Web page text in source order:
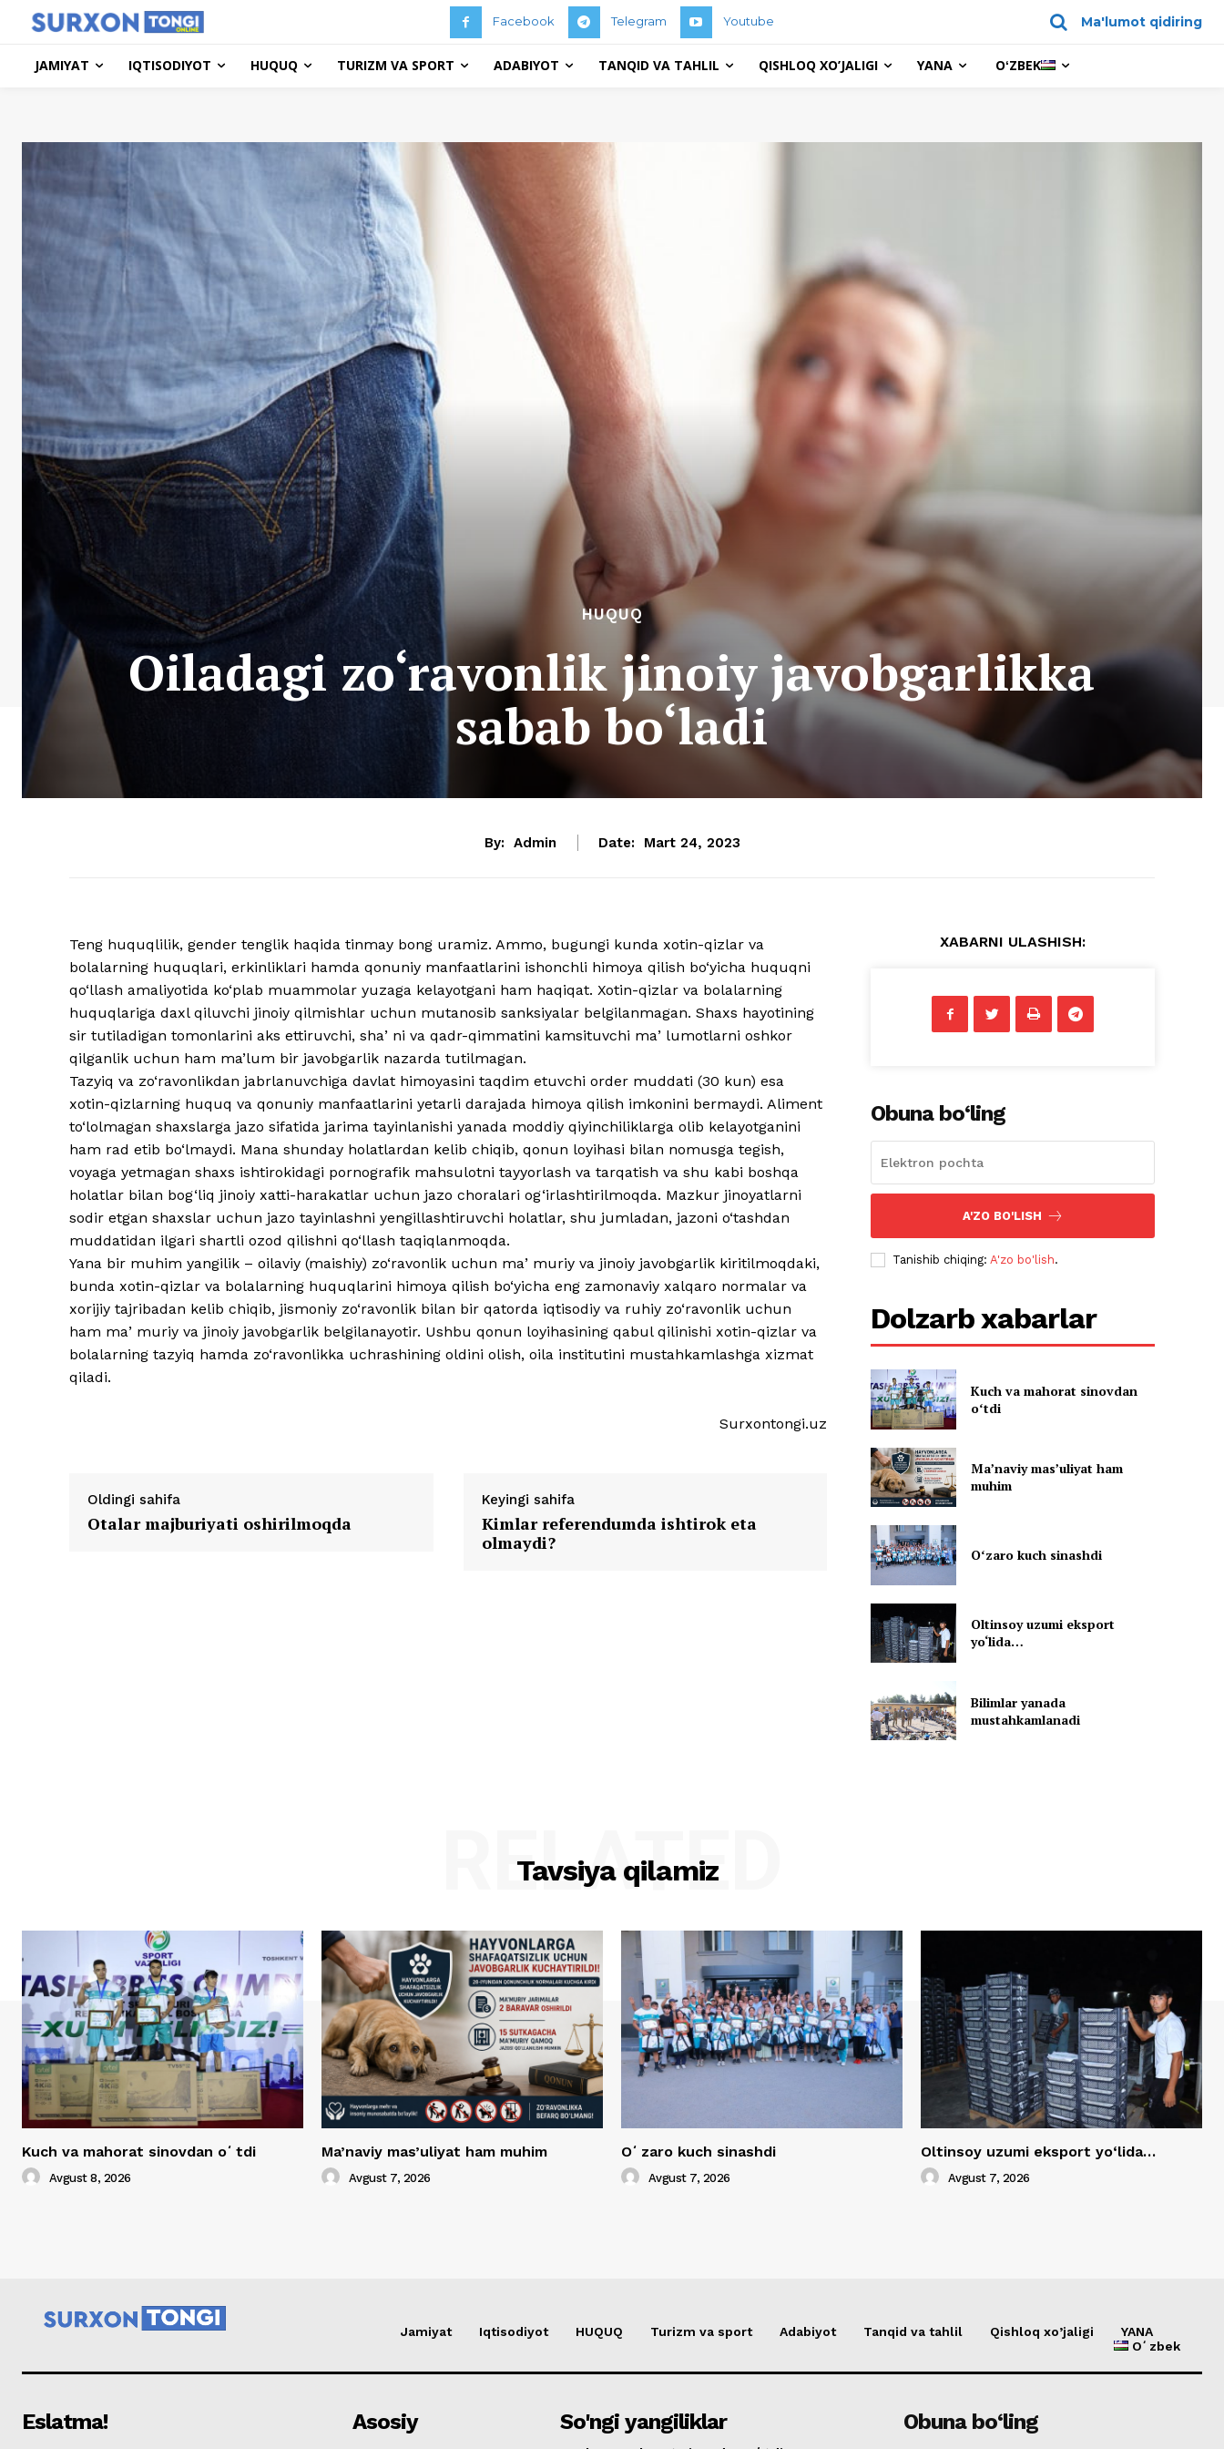
Facebook Telegram Youtube Ma'lumot qidiring
JAMIYAT IQTISODIYOT HUQUQ TURIZM VA SPORT ADABIYOT TANQID VA TAHLIL QISHLOQ XO’JALIGI YANA OʻZBEK
HUQUQ
Oiladagi zo‘ravonlik jinoiy javobgarlikka
sabab bo‘ladi
By: Admin Date: Mart 24, 2023
Teng huquqlilik, gender tenglik haqida tinmay bong uramiz. Ammo, bugungi kunda xotin-qizlar va
bolalarning huquqlari, erkinliklari hamda qonuniy manfaatlarini ishonchli himoya qilish bo‘yicha huquqni
qo‘llash amaliyotida ko‘plab muammolar yuzaga kelayotgani ham haqiqat. Xotin-qizlar va bolalarning
huquqlariga daxl qiluvchi jinoiy qilmishlar uchun mutanosib sanksiyalar belgilanmagan. Shaxs hayotining
sir tutiladigan tomonlarini aks ettiruvchi, shaʼni va qadr-qimmatini kamsituvchi maʼlumotlarni oshkor
qilganlik uchun ham ma’lum bir javobgarlik nazarda tutilmagan.
Tazyiq va zo‘ravonlikdan jabrlanuvchiga davlat himoyasini taqdim etuvchi order muddati (30 kun) esa
xotin-qizlarning huquq va qonuniy manfaatlarini yetarli darajada himoya qilish imkonini bermaydi. Aliment
to‘lolmagan shaxslarga jazo sifatida jarima tayinlanishi yanada moddiy qiyinchiliklarga olib kelayotganini
ham rad etib bo‘lmaydi. Mana shunday holatlardan kelib chiqib, qonun loyihasi bilan nomusga tegish,
voyaga yetmagan shaxs ishtirokidagi pornografik mahsulotni tayyorlash va tarqatish va shu kabi boshqa
holatlar bilan bog‘liq jinoiy xatti-harakatlar uchun jazo choralari og‘irlashtirilmoqda. Mazkur jinoyatlarni
sodir etgan shaxslar uchun jazo tayinlashni yengillashtiruvchi holatlar, shu jumladan, jazoni o‘tashdan
muddatidan ilgari shartli ozod qilishni qo‘llash taqiqlanmoqda.
Yana bir muhim yangilik – oilaviy (maishiy) zo‘ravonlik uchun maʼmuriy va jinoiy javobgarlik kiritilmoqdaki,
bunda xotin-qizlar va bolalarning huquqlarini himoya qilish bo‘yicha eng zamonaviy xalqaro normalar va
xorijiy tajribadan kelib chiqib, jismoniy zo‘ravonlik bilan bir qatorda iqtisodiy va ruhiy zo‘ravonlik uchun
ham maʼmuriy va jinoiy javobgarlik belgilanayotir. Ushbu qonun loyihasining qabul qilinishi xotin-qizlar va
bolalarning tazyiq hamda zo‘ravonlikka uchrashining oldini olish, oila institutini mustahkamlashga xizmat
qiladi.
Surxontongi.uz
Oldingi sahifa
Otalar majburiyati oshirilmoqda
Keyingi sahifa
Kimlar referendumda ishtirok eta
olmaydi?
XABARNI ULASHISH:
Obuna bo‘ling
A'ZO BO'LISH
Tanishib chiqing:A'zo bo'lish.
Dolzarb xabarlar
Kuch va mahorat sinovdan
oʻtdi
Ma’naviy mas’uliyat ham
muhim
Oʻzaro kuch sinashdi
Oltinsoy uzumi eksport
yo‘lida…
Bilimlar yanada
mustahkamlanadi
Tavsiya qilamiz
RELATED
Kuch va mahorat sinovdan oʻtdi
Avgust 8, 2026
Ma’naviy mas’uliyat ham muhim
Avgust 7, 2026
Oʻzaro kuch sinashdi
Avgust 7, 2026
Oltinsoy uzumi eksport yo‘lida…
Avgust 7, 2026
Jamiyat Iqtisodiyot HUQUQ Turizm va sport Adabiyot Tanqid va tahlil Qishloq xo’jaligi
YANA
Oʻzbek
Eslatma! Asosiy So'ngi yangiliklar Obuna bo‘ling